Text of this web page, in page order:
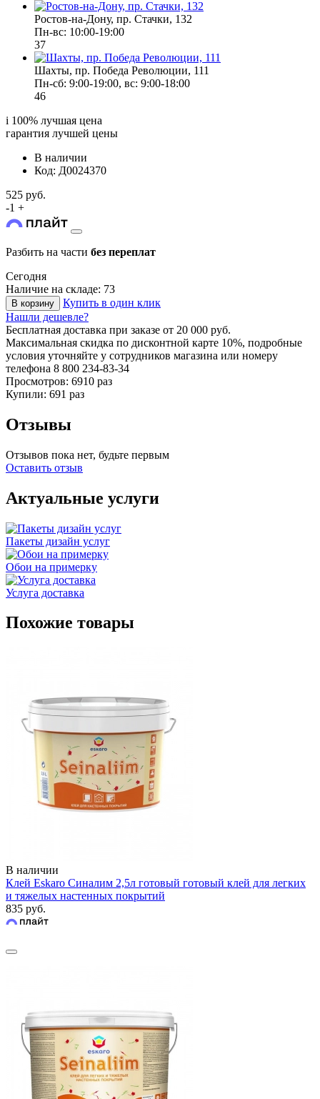
Ростов-на-Дону, пр. Стачки, 132
Пн-вс: 10:00-19:00
37
Шахты, пр. Победа Революции, 111
Пн-сб: 9:00-19:00, вс: 9:00-18:00
46
i 100% лучшая цена
гарантия лучшей цены
В наличии
Код: Д0024370
525 руб.
-1 +
Разбить на части без переплат
Сегодня
Наличие на складе: 73
В корзину
Купить в один клик
Нашли дешевле?
Бесплатная доставка при заказе от 20 000 руб.
Максимальная скидка по дисконтной карте 10%, подробные
условия уточняйте у сотрудников магазина или номеру
телефона 8 800 234-83-34
Просмотров: 6910 раз
Купили: 691 раз
Отзывы
Отзывов пока нет, будьте первым
Оставить отзыв
Актуальные услуги
Пакеты дизайн услуг
Обои на примерку
Услуга доставка
Похожие товары
В наличии
Клей Eskaro Синалим 2,5л готовый готовый клей для легких
и тяжелых настенных покрытий
835 руб.